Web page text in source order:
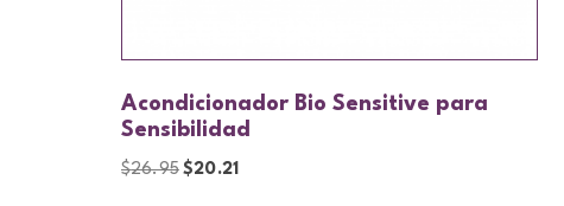
Acondicionador Bio Sensitive para
Sensibilidad
$26.95 $20.21